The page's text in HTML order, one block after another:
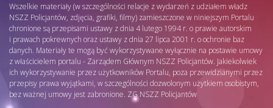
Wszelkie materiały (w szczególności relacje z wydarzeń z udziałem władz
NSZZ Policjantów, zdjęcia, grafiki, filmy) zamieszczone w niniejszym Portalu
chronione są przepisami ustawy z dnia 4 lutego 1994 r. o prawie autorskim
i prawach pokrewnych oraz ustawy z dnia 27 lipca 2001 r. o ochronie baz
danych. Materiały te mogą być wykorzystywane wyłącznie na postawie umowy
z właścicielem portalu - Zarządem Głównym NSZZ Policjantów. Jakiekolwiek
ich wykorzystywanie przez użytkowników Portalu, poza przewidzianymi przez
przepisy prawa wyjątkami, w szczególności dozwolonym użytkiem osobistym,
bez ważnej umowy jest zabronione. ZG NSZZ Policjantów